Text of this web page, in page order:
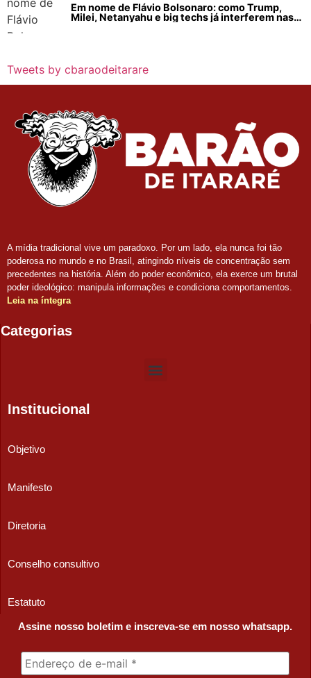
Em nome de Flávio Bolsonaro: como Trump,
Milei, Netanyahu e big techs já interferem nas
Tweets by cbaraodeitarare
A mídia tradicional vive um paradoxo. Por um lado, ela nunca foi tão
poderosa no mundo e no Brasil, atingindo níveis de concentração sem
precedentes na história. Além do poder econômico, ela exerce um brutal
poder ideológico: manipula informações e condiciona comportamentos.
Leia na íntegra
Categorias
Institucional
Objetivo
Manifesto
Diretoria
Conselho consultivo
Estatuto
Assine nosso boletim e inscreva-se em nosso whatsapp.